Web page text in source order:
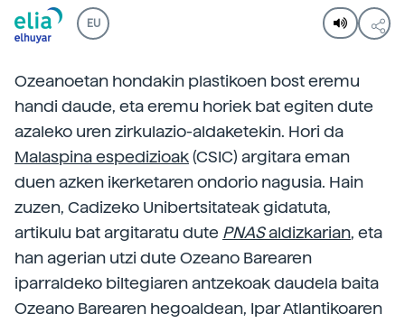
EU
Ozeanoetan hondakin plastikoen bost eremu
handi daude, eta eremu horiek bat egiten dute
azaleko uren zirkulazio-aldaketekin. Hori da
Malaspina espedizioak(CSIC) argitara eman
duen azken ikerketaren ondorio nagusia. Hain
zuzen, Cadizeko Unibertsitateak gidatuta,
artikulu bat argitaratu dute PNASaldizkarian, eta
han agerian utzi dute Ozeano Barearen
iparraldeko biltegiaren antzekoak daudela baita
Ozeano Barearen hegoaldean, Ipar Atlantikoaren